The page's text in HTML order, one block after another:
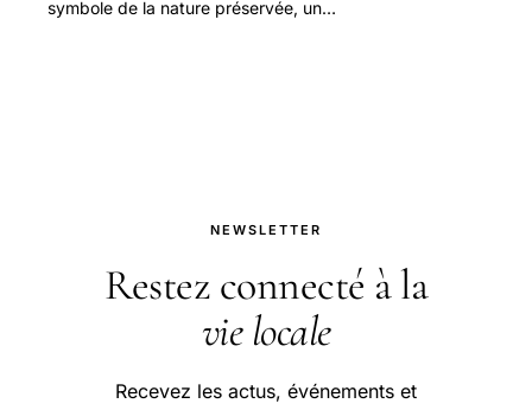
symbole de la nature préservée, un
NEWSLETTER
Restez connecté à la
vie locale
Recevez les actus, événements et